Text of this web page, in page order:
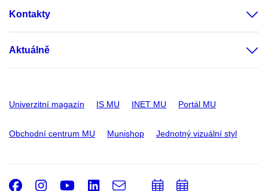
Kontakty
Aktuálně
Univerzitní magazín IS MU INET MU Portál MU
Obchodní centrum MU Munishop Jednotný vizuální styl
Facebook
Instagram
Youtube
LinkedIn
e-
PřidatPřidat